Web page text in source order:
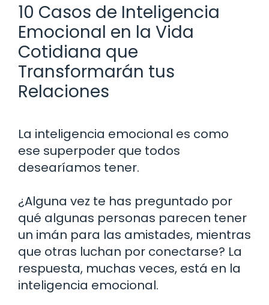
10 Casos de Inteligencia
Emocional en la Vida
Cotidiana que
Transformarán tus
Relaciones
La inteligencia emocional es como
ese superpoder que todos
desearíamos tener.
¿Alguna vez te has preguntado por
qué algunas personas parecen tener
un imán para las amistades, mientras
que otras luchan por conectarse? La
respuesta, muchas veces, está en la
inteligencia emocional.